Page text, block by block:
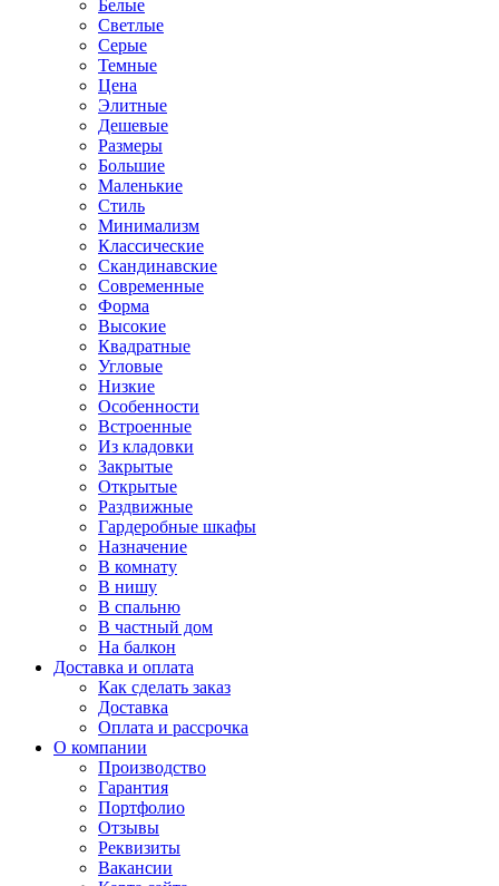
Белые
Светлые
Серые
Темные
Цена
Элитные
Дешевые
Размеры
Большие
Маленькие
Стиль
Минимализм
Классические
Скандинавские
Современные
Форма
Высокие
Квадратные
Угловые
Низкие
Особенности
Встроенные
Из кладовки
Закрытые
Открытые
Раздвижные
Гардеробные шкафы
Назначение
В комнату
В нишу
В спальню
В частный дом
На балкон
Доставка и оплата
Как сделать заказ
Доставка
Оплата и рассрочка
О компании
Производство
Гарантия
Портфолио
Отзывы
Реквизиты
Вакансии